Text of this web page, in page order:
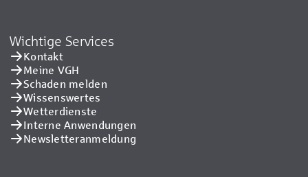
Wichtige Services
Kontakt
Meine VGH
Schaden melden
Wissenswertes
Wetterdienste
Interne Anwendungen
Newsletteranmeldung